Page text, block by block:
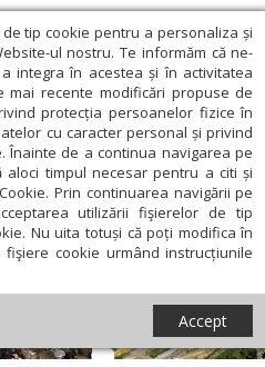
tip cookie pentru a personaliza și
ul nostru. Te informăm că ne-
integra în acestea și în activitatea
mai recente modificări propuse de
protecția persoanelor fizice în
cu caracter personal și privind
Înainte de a continua navigarea pe
aloci timpul necesar pentru a citi și
Prin continuarea navigării pe
utilizării fişierelor de tip
Nu uita totuși că poți modifica în
cookie urmând instrucțiunile
Accept
persoane vârstnice
persoane vârstnice